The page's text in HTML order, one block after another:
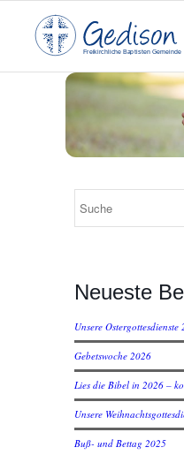
F reikirchlic heBa ptisten Gemeinde
Neueste
Unsere Ostergottesdienste
Gebetswoche 2026
Lies die Bibel in 2026 –
Unsere
Buß- und Bettag 2025